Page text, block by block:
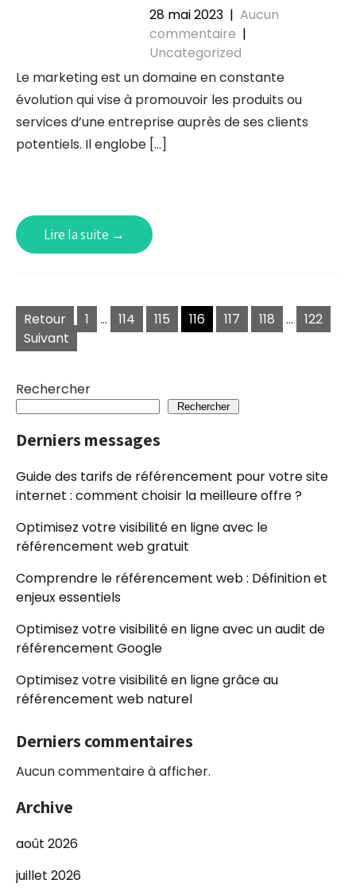
28 mai 2023 | Aucun
commentaire |
Uncategorized
Le marketing est un domaine en constante
évolution qui vise à promouvoir les produits ou
services d’une entreprise auprès de ses clients
potentiels. Il englobe […]
Lire la suite →
Pagination
des
publications
Retour 1 … 114 115 116 117 118 …
122
Suivant
Rechercher
Rechercher
Derniers messages
Guide des tarifs de référencement pour votre site
internet : comment choisir la meilleure offre ?
Optimisez votre visibilité en ligne avec le
référencement web gratuit
Comprendre le référencement web : Définition et
enjeux essentiels
Optimisez votre visibilité en ligne avec un audit de
référencement Google
Optimisez votre visibilité en ligne grâce au
référencement web naturel
Derniers commentaires
Aucun commentaire à afficher.
Archive
août 2026
juillet 2026